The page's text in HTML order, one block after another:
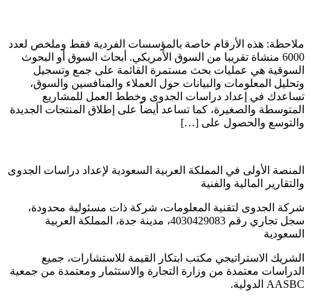
ملاحظة: هذه الأرقام خاصة بالمؤسسات الفردية فقط وملخص لعدد
6000 منشاة تقريبا من السوق الأمريكي. أبحاث السوق أو البحوث
السوقية هي عمليات بحث مستمرة القائمة على جمع وتسجيل
وتحليل المعلومات والبيانات حول العملاء والمنافسين والسوق،
تساعدك في إعداد دراسات الجدوى وخطط العمل للمشاريع
المتوسطة والصغيرة، كما تساعد أيضاً على إطلاق المنتجات الجديدة
والتوسع والحصول على […]
المنصة الأولى في المملكة العربية السعودية لإعداد دراسات الجدوى
والتقارير المالية والفنية
شركة الجدوى لتقنية المعلومات، شركة ذات مسئولية محدودة،
سجل تجاري رقم 4030429083، مدينة جدة، المملكة العربية
السعودية
الشريك الاستراتيجي مكتب ابتكار القيمة للاستشارات، جميع
الدراسات معتمدة من وزارة التجارة والاستثمار ومعتمدة من جمعية
AASBC الدولية.